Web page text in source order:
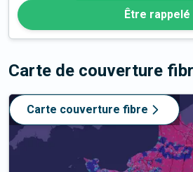
Être rappelé
Carte de couverture
Carte couverture fibre